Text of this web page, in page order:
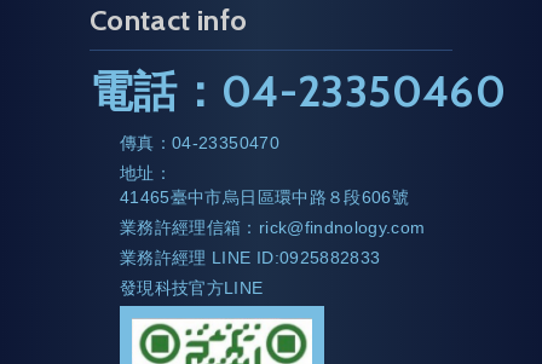
Contact info
電話： 04-23350460
傳真：04-23350470
地址：
41465臺中市烏日區環中路８段606號
業務許經理信箱： rick@findnology.com
業務許經理 LINE ID:0925882833
發現科技官方LINE